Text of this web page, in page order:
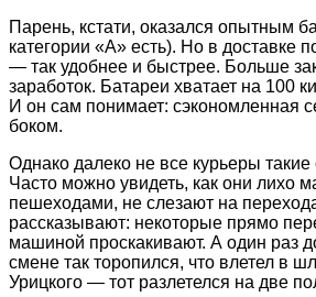
Парень, кстати, оказался опытным
категории «А» есть). Но в доставке
— так удобнее и быстрее. Больше
заработок. Батареи хватает на 100
И он сам понимает: сэкономленная
боком.
Однако далеко не все курьеры такие
Часто можно увидеть, как они лихо
пешеходами, не слезают на
рассказывают: некоторые прямо
машиной проскакивают. А один раз
смене так торопился, что влетел в
Урицкого — тот разлетелся на две